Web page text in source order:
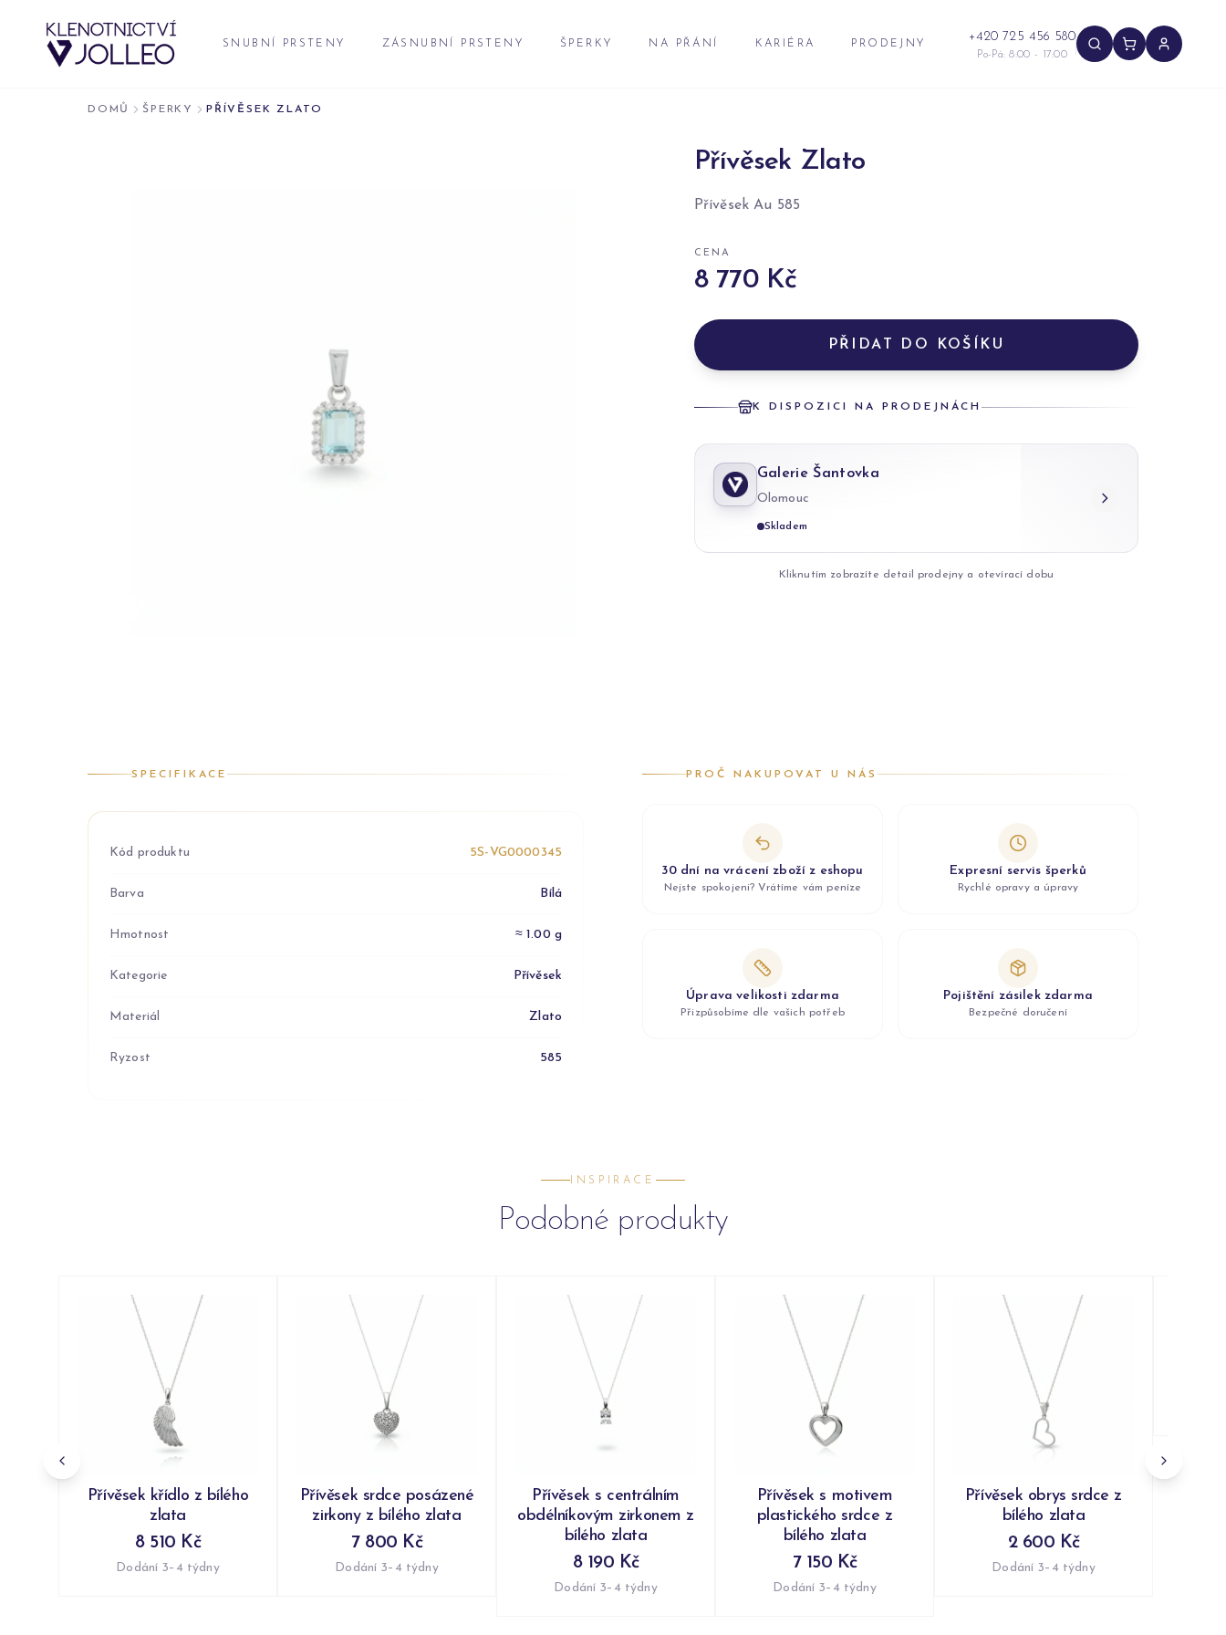
SNUBNÍ PRSTENY ZÁSNUBNÍ PRSTENY ŠPERKY NA PŘÁNÍ KARIÉRA PRODEJNY +420 725 456 580
Po-Pá: 8:00 - 17:00
DOMŮ ŠPERKY PŘÍVĚSEK ZLATO
Přívěsek Zlato
Přívěsek Au 585
CENA
8 770 Kč
PŘIDAT DO KOŠÍKU
K DISPOZICI NA PRODEJNÁCH
Galerie Šantovka
Olomouc
Skladem
Kliknutím zobrazíte detail prodejny a otevírací dobu
SPECIFIKACE
Kód produktu 5S-VG0000345
Barva Bílá
Hmotnost ≈ 1.00 g
Kategorie Přívěsek
Materiál Zlato
Ryzost 585
PROČ NAKUPOVAT U NÁS
30 dní na vrácení zboží z eshopu
Nejste spokojeni? Vrátíme vám peníze
Expresní servis šperků
Rychlé opravy a úpravy
Úprava velikosti zdarma
Přizpůsobíme dle vašich potřeb
Pojištění zásilek zdarma
Bezpečné doručení
INSPIRACE
Podobné produkty
Přívěsek křídlo z bílého
zlata
8 510 Kč
Dodání 3–4 týdny
Přívěsek srdce posázené
zirkony z bílého zlata
7 800 Kč
Dodání 3–4 týdny
Přívěsek s centrálním
obdélníkovým zirkonem z
bílého zlata
8 190 Kč
Dodání 3–4 týdny
Přívěsek s motivem
plastického srdce z
bílého zlata
7 150 Kč
Dodání 3–4 týdny
Přívěsek obrys srdce z
bílého zlata
2 600 Kč
Dodání 3–4 týdny